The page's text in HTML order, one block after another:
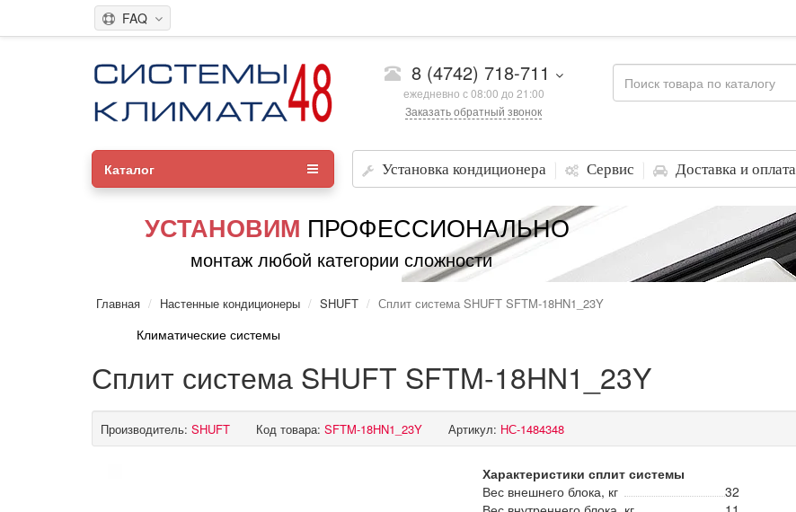
FAQ
8 (4742) 718-711
ежедневно с 08:00 до 21:00
Заказать обратный звонок
Установка кондиционера Сервис Доставка и оплата
Каталог
УСТАНОВИМ ПРОФЕССИОНАЛЬНО
монтаж любой категории сложности
Главная Настенные кондиционеры SHUFT Сплит система SHUFT SFTM-18HN1_23Y
Климатические системы
Сплит система SHUFT SFTM-18HN1_23Y
Производитель: SHUFT Код товара: SFTM-18HN1_23Y Артикул: НС-1484348
Характеристики сплит системы
Вес внешнего блока, кг
32